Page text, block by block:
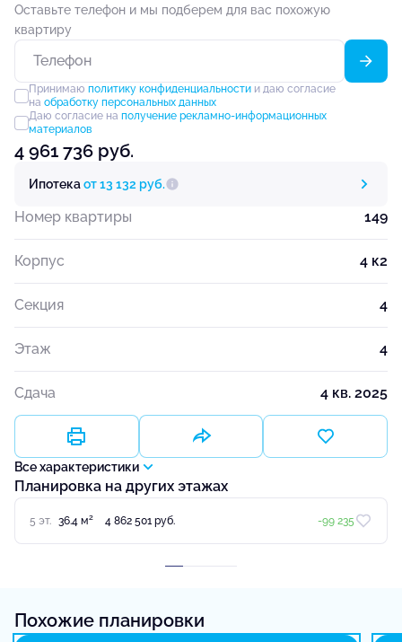
Оставьте телефон и мы подберем для вас похожую
квартиру
Принимаю политику конфиденциальностии даю согласие
на обработку персональных данных
Даю согласие на получение рекламно-информационных
материалов
4 961 736 руб.
Ипотекаот 13 132 руб.
Номер квартиры 149
Корпус 4 к2
Секция 4
Этаж 4
Сдача 4 кв. 2025
Все характеристики
Планировка на других этажах
5 эт. 36.4 м2 4 862 501 руб. -99 235
Похожие планировки